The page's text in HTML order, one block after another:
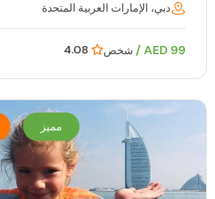
دبي، الإمارات العربية المتحدة
99 AED / شخص
مميز